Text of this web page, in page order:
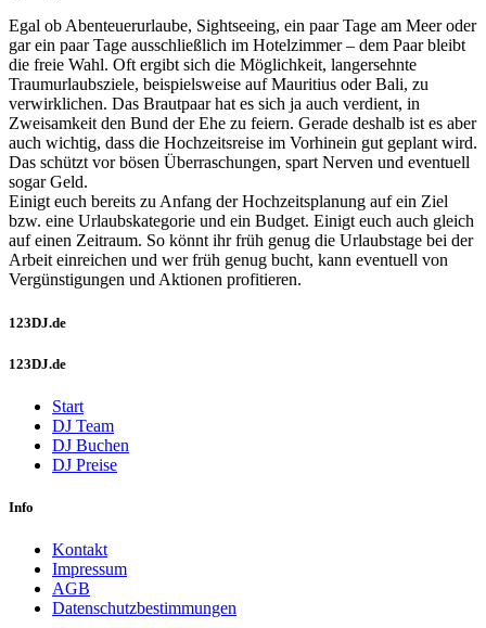
Egal ob Abenteuerurlaube, Sightseeing, ein paar Tage am Meer oder
gar ein paar Tage ausschließlich im Hotelzimmer – dem Paar bleibt
die freie Wahl. Oft ergibt sich die Möglichkeit, langersehnte
Traumurlaubsziele, beispielsweise auf Mauritius oder Bali, zu
verwirklichen. Das Brautpaar hat es sich ja auch verdient, in
Zweisamkeit den Bund der Ehe zu feiern. Gerade deshalb ist es aber
auch wichtig, dass die Hochzeitsreise im Vorhinein gut geplant wird.
Das schützt vor bösen Überraschungen, spart Nerven und eventuell
sogar Geld.
Einigt euch bereits zu Anfang der Hochzeitsplanung auf ein Ziel
bzw. eine Urlaubskategorie und ein Budget. Einigt euch auch gleich
auf einen Zeitraum. So könnt ihr früh genug die Urlaubstage bei der
Arbeit einreichen und wer früh genug bucht, kann eventuell von
Vergünstigungen und Aktionen profitieren.
123DJ.de
123DJ.de
Start
DJ Team
DJ Buchen
DJ Preise
Info
Kontakt
Impressum
AGB
Datenschutzbestimmungen